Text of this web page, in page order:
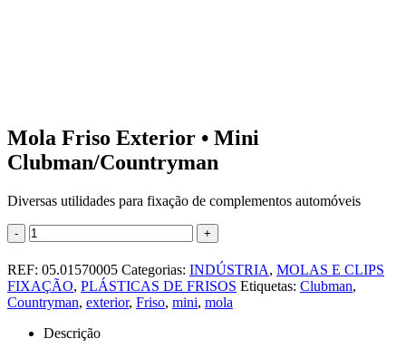
Mola Friso Exterior • Mini
Clubman/Countryman
Diversas utilidades para fixação de complementos automóveis
- +
REF: 05.01570005 Categorias: INDÚSTRIA, MOLAS E CLIPS
FIXAÇÃO, PLÁSTICAS DE FRISOS Etiquetas: Clubman,
Countryman, exterior, Friso, mini, mola
Descrição